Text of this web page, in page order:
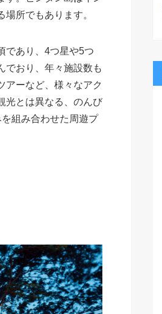
所でもあります。
であり、4つ星や5つ
でおり、年々施設数も
アーなど、様々なアク
光とは異なる、のんび
組み合わせた周遊プ